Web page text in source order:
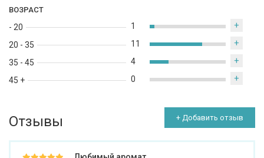
ВОЗРАСТ
- 20
20 - 35
35 - 45
45 +
1 +
11 +
4 +
0 +
Отзывы + Добавить отзыв